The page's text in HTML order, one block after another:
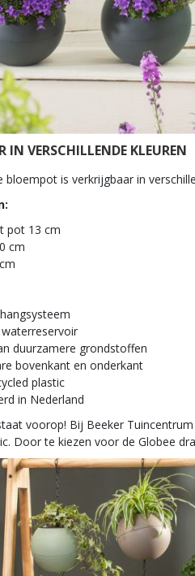
IN VERSCHILLENDE KLEUREN
bloempot is verkrijgbaar in
pot 13 cm
cm
duurzamere grondstoffen
bovenkant en onderkant
plastic
in Nederland
voorop! Bij Beeker
Door te kiezen voor de Globee